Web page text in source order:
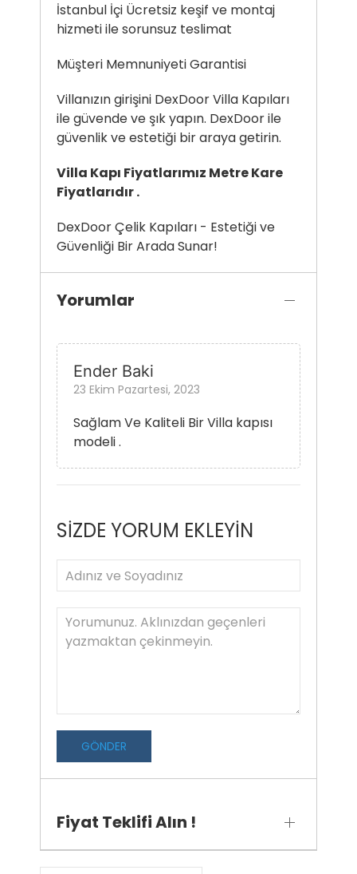
İstanbul İçi Ücretsiz keşif ve montaj
hizmeti ile sorunsuz teslimat
Müşteri Memnuniyeti Garantisi
Villanızın girişini DexDoor Villa Kapıları
ile güvende ve şık yapın. DexDoor ile
güvenlik ve estetiği bir araya getirin.
Villa Kapı Fiyatlarımız Metre Kare
Fiyatlarıdır .
DexDoor Çelik Kapıları - Estetiği ve
Güvenliği Bir Arada Sunar!
Yorumlar
Ender Baki
23 Ekim Pazartesi, 2023
Sağlam Ve Kaliteli Bir Villa kapısı
modeli .
SİZDE YORUM EKLEYİN
GÖNDER
Fiyat Teklifi Alın !